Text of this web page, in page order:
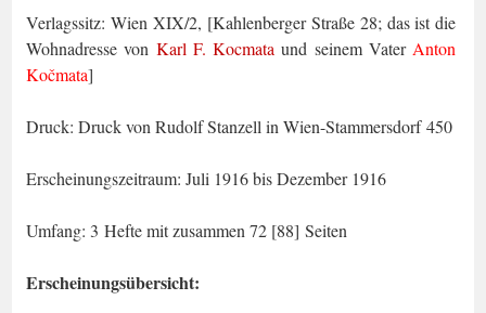
Verlagssitz: Wien XIX/2, [Kahlenberger Straße 28; das ist die
Wohnadresse von Karl F. Kocmata und seinem Vater Anton
Kočmata]
Druck: Druck von Rudolf Stanzell in Wien-Stammersdorf 450
Erscheinungszeitraum: Juli 1916 bis Dezember 1916
Umfang: 3 Hefte mit zusammen 72 [88] Seiten
Erscheinungsübersicht: